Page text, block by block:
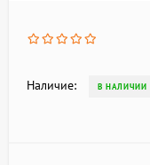
Наличие: В НАЛИЧИИ